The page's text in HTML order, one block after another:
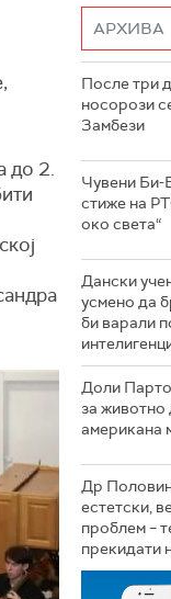
до 2.
После три
носорози
Замбези
Чувени Би-
стиже на
око света“
Дански
усмено да
би варали
Доли
за животно
американа
Др
естетски,
проблем –
прекидати